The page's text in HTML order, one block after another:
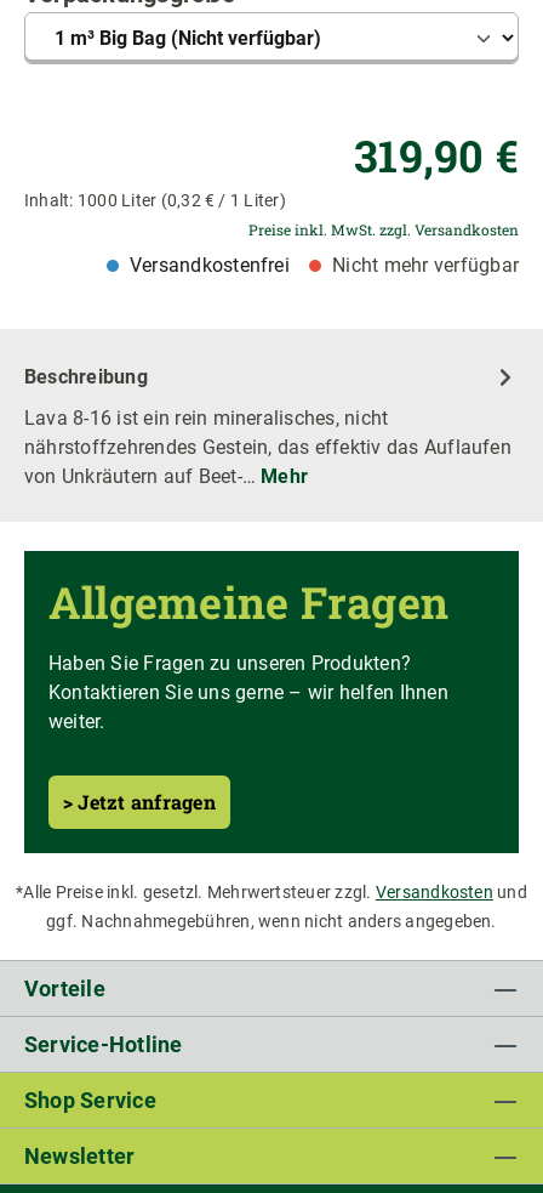
319,90 €
Inhalt: 1000 Liter (0,32 € / 1 Liter)
Preise inkl. MwSt. zzgl. Versandkosten
Versandkostenfrei Nicht mehr verfügbar
Beschreibung
Lava 8-16 ist ein rein mineralisches, nicht
nährstoffzehrendes Gestein, das effektiv das Auflaufen
von Unkräutern auf Beet-… Mehr
Allgemeine Fragen
Haben Sie Fragen zu unseren Produkten?
Kontaktieren Sie uns gerne – wir helfen Ihnen
weiter.
> Jetzt anfragen
*Alle Preise inkl. gesetzl. Mehrwertsteuer zzgl. Versandkosten und
ggf. Nachnahmegebühren, wenn nicht anders angegeben.
Vorteile
Service-Hotline
Shop Service
Newsletter